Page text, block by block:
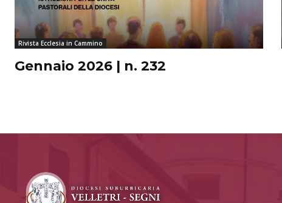
Rivista Ecclesia in Cammino
Gennaio 2026 | n. 232